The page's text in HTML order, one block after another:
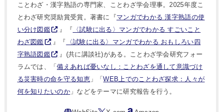
ことわざ・漢字熟語の専門家、ことわざ学会理事。2025年度こ
とわざ研究奨励賞受賞。著書に『マンガでわかる 漢字熟語の使
い分け図鑑
』『 〈試験に出る〉マンガでわかる すごいこと
わざ図鑑
』『
〈試験に出る〉マンガでわかる おもしろい四
字熟語図鑑
』(共に講談社)がある。ことわざ学会研究フォー
ラムでは、「備えあれば憂いなし：ことわざを通して意識づけ
る災害時の命を守る知恵」「WEB上でのことわざ探求：人々が
何を知りたいのか」などをテーマに研究報告を行う。